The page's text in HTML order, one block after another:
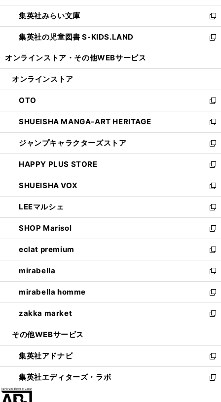
開
く
ウ
で
開
く
ン
ド
ウ
で
ウ
ィ
ン
ド
開
集英社みらい文庫
新
し
い
ン
ウ
で
開
く
集英社の児童図書 S-KIDS.LAND
新
ウ
ン
ド
ウ
で
開
く
オンラインストア・ その他WEBサービス
オンラインストア
OTO
新
し
い
ウ
ィ
ン
ド
ウ
で
開
く
SHUEISHA MANGA-ART HERITAGE
新
し
い
ウ
ィ
ン
ド
ウ
で
開
く
ジャンプキャラクターズストア
新
し
い
ウ
ィ
ン
ド
ウ
で
開
く
HAPPY PLUS STORE
新
し
い
ウ
ィ
ン
ド
ウ
で
開
く
SHUEISHA VOX
新
し
い
ウ
ィ
ン
ド
ウ
で
開
く
LEEマルシェ
新
し
い
ウ
ィ
ン
ド
ウ
で
開
く
SHOP Marisol
新
し
い
ウ
ィ
ン
ド
ウ
で
開
eclat premium
新
し
い
ウ
ィ
ン
ド
ウ
開
く
mirabella
新
し
い
ウ
ィ
ン
ウ
で
開
く
mirabella homme
新
し
い
ウ
ン
ド
ウ
で
zakka market
新
し
ウ
ィ
ン
ド
その他WEBサービス
集英社アドナビ
新
し
い
集英社エディターズ・ラボ
新